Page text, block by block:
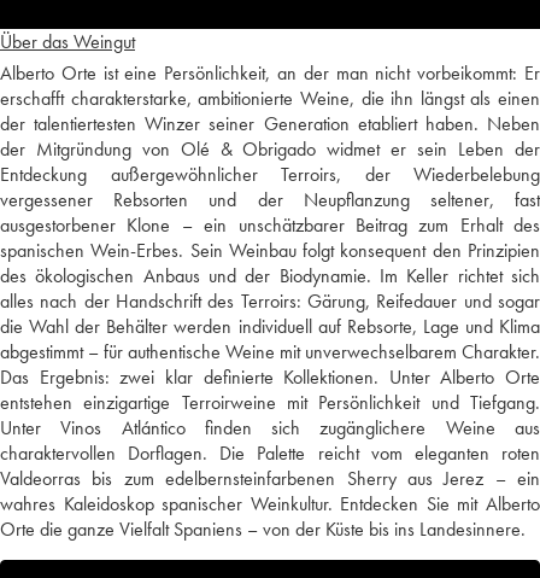
Über das Weingut
Alberto Orte ist eine Persönlichkeit, an der man nicht vorbeikommt: Er
erschafft charakterstarke, ambitionierte Weine, die ihn längst als einen
der talentiertesten Winzer seiner Generation etabliert haben. Neben
der Mitgründung von Olé & Obrigado widmet er sein Leben der
Entdeckung außergewöhnlicher Terroirs, der Wiederbelebung
vergessener Rebsorten und der Neupflanzung seltener, fast
ausgestorbener Klone – ein unschätzbarer Beitrag zum Erhalt des
spanischen Wein-Erbes. Sein Weinbau folgt konsequent den Prinzipien
des ökologischen Anbaus und der Biodynamie. Im Keller richtet sich
alles nach der Handschrift des Terroirs: Gärung, Reifedauer und sogar
die Wahl der Behälter werden individuell auf Rebsorte, Lage und Klima
abgestimmt – für authentische Weine mit unverwechselbarem Charakter.
Das Ergebnis: zwei klar definierte Kollektionen. Unter Alberto Orte
entstehen einzigartige Terroirweine mit Persönlichkeit und Tiefgang.
Unter Vinos Atlántico finden sich zugänglichere Weine aus
charaktervollen Dorflagen. Die Palette reicht vom eleganten roten
Valdeorras bis zum edelbernsteinfarbenen Sherry aus Jerez – ein
wahres Kaleidoskop spanischer Weinkultur. Entdecken Sie mit Alberto
Orte die ganze Vielfalt Spaniens – von der Küste bis ins Landesinnere.